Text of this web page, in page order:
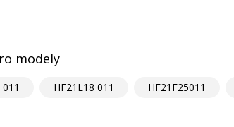
modely
HF21L18 011 HF21F25011